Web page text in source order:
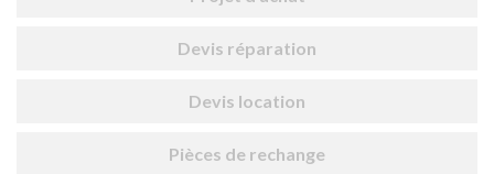
Devis réparation
Devis location
Pièces de rechange